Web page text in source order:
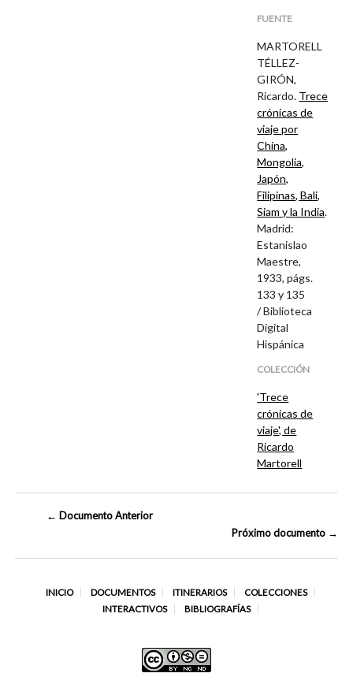
FUENTE
MARTORELL
TÉLLEZ-
GIRÓN,
Ricardo. Trece
crónicas de
viaje por
China,
Mongolia,
Japón,
Filipinas, Bali,
Siam y la India.
Madrid:
Estanislao
Maestre,
1933, págs.
133 y 135
/Biblioteca
Digital
Hispánica
COLECCIÓN
'Trece
crónicas de
viaje', de
Ricardo
Martorell
← Documento Anterior
Próximo documento →
INICIO DOCUMENTOS ITINERARIOS
COLECCIONES
INTERACTIVOS
BIBLIOGRAFÍAS